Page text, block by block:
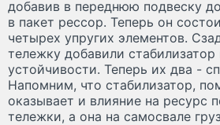
добавив в переднюю подвеску
в пакет рессор. Теперь он
четырех упругих элементов.
тележку добавили стабилизатор
устойчивости. Теперь их два -
Напомним, что стабилизатор,
оказывает и влияние на ресурс
тележки, а она на самосвале